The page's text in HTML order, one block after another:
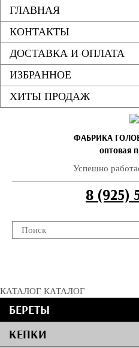
ГЛАВНАЯ
КОНТАКТЫ
ДОСТАВКА И ОПЛАТА
ИЗБРАННОЕ
ХИТЫ ПРОДАЖ
ФАБРИКА
оптовая
Успешно
8 (925)
КАТАЛОГ КАТАЛОГ
БЕРЕТЫ
КЕПКИ